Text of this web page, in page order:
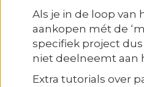
Als je in de loop van
aankopen mét de
specifiek project
niet deelneemt aan
Extra tutorials over